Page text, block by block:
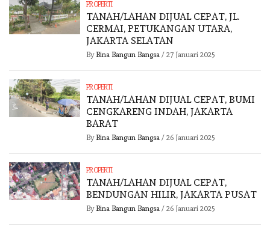
PROPERTI
TANAH/LAHAN DIJUAL CEPAT, JL.
CERMAI, PETUKANGAN UTARA,
JAKARTA SELATAN
By Bina Bangun Bangsa/ 27 Januari 2025
PROPERTI
TANAH/LAHAN DIJUAL CEPAT, BUMI
CENGKARENG INDAH, JAKARTA
BARAT
By Bina Bangun Bangsa/ 26 Januari 2025
PROPERTI
TANAH/LAHAN DIJUAL CEPAT,
BENDUNGAN HILIR, JAKARTA PUSAT
By Bina Bangun Bangsa/ 26 Januari 2025